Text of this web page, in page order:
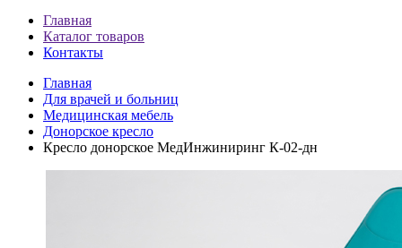
Главная
Каталог товаров
Контакты
Главная
Для врачей и больниц
Медицинская мебель
Донорское кресло
Кресло донорское МедИнжиниринг К-02-дн